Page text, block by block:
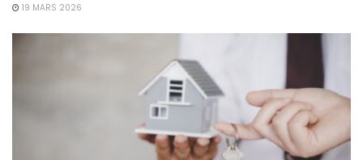
19 MARS 2026